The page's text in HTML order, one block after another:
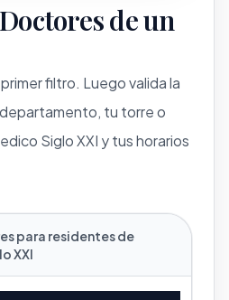
de un
filtro. Luego valida la
tu torre o
Siglo XXI y tus horarios
para residentes de
XXI